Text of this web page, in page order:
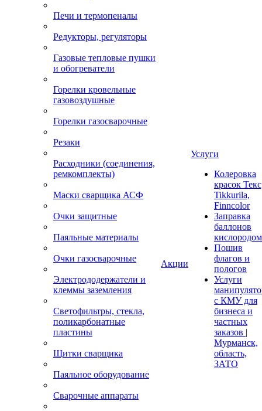
Печи и термопеналы
Редукторы, регуляторы
Газовые тепловые пушки
и обогреватели
Горелки кровельные
газовоздушные
Горелки газосварочные
Резаки
Расходники (соединения,
ремкомплекты)
Маски сварщика АСФ
Очки защитные
Паяльные материалы
Очки газосварочные
Электрододержатели и
клеммы заземления
Светофильтры, стекла,
поликарбонатные
пластины
Щитки сварщика
Паяльное оборудование
Сварочные аппараты
Акции
Услуги
Колеровка
красок
Tikkurila,
Finncolor
Заправка
баллонов
кислородом
Пошив
флагов и
пологов
Услуги
с КМУ для
бизнеса и
частных
заказов |
Мурманск,
область,
ЗАТО